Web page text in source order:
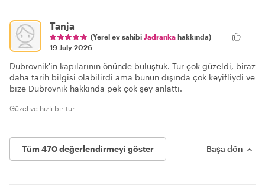
Tanja
(Yerel ev sahibi Jadranka hakkında)
19 July 2026
Dubrovnik'in kapılarının önünde buluştuk. Tur çok güzeldi, biraz
daha tarih bilgisi olabilirdi ama bunun dışında çok keyifliydi ve
bize Dubrovnik hakkında pek çok şey anlattı.
Güzel ve hızlı bir tur
Tüm 470 değerlendirmeyi göster Başa dön